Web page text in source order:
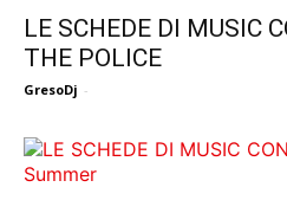
LE SCHEDE DI MUSIC
THE POLICE
GresoDj -